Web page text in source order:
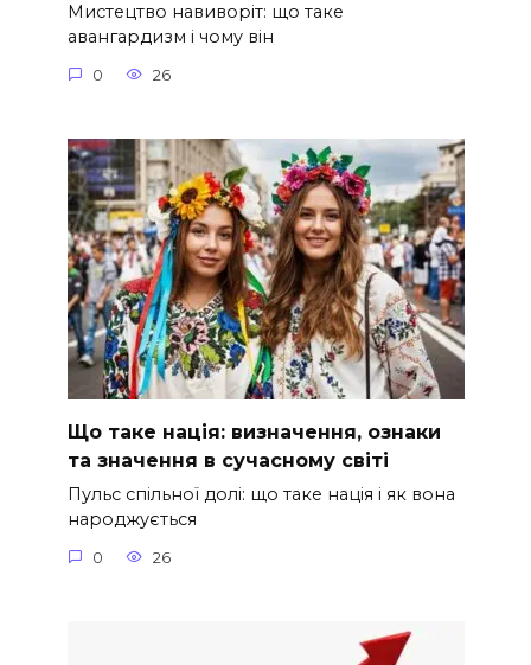
Мистецтво навиворіт: що таке
авангардизм і чому він
0 26
Що таке нація: визначення, ознаки
та значення в сучасному світі
Пульс спільної долі: що таке нація і як вона
народжується
0 26